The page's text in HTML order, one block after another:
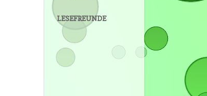
LESEFREUNDE